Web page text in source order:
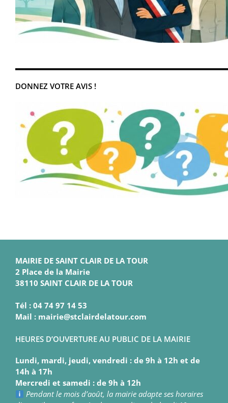
DONNEZ VOTRE AVIS !
MAIRIE DE SAINT CLAIR DE LA TOUR
2 Place de la Mairie
38110 SAINT CLAIR DE LA TOUR
Tél : 04 74 97 14 53
Mail : mairie@stclairdelatour.com
HEURES D’OUVERTURE AU PUBLIC DE LA MAIRIE
Lundi, mardi, jeudi, vendredi : de 9h à 12h et de
14h à 17h
Mercredi et samedi : de 9h à 12h
Pendant le mois d’août, la mairie adapte ses horaires